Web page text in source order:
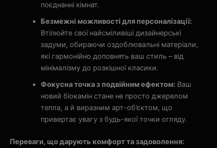
поєднанні кімнат.
Безмежні можливості для персоналізації:
Втілюйте свої найсміливіші дизайнерські
задуми, обираючи оздоблювальні матеріали,
які гармонійно доповнять ваш стиль – від
мінімалізму до розкішної класики.
Фокусна точка з подвійним ефектом:Ваш
новий біокамін стане не просто джерелом
тепла, а й виразним арт-об’єктом, що
привертає увагу з будь-якої точки огляду.
Переваги, що дарують комфорт та задоволення: